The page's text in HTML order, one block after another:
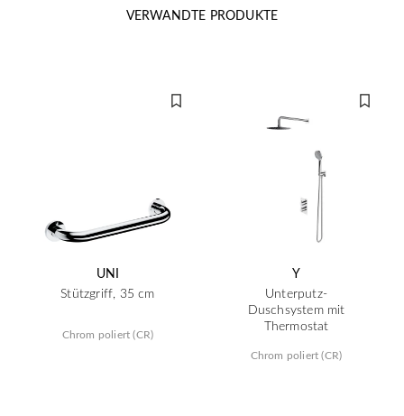
VERWANDTE PRODUKTE
UNI
Stützgriff, 35 cm
Chrom poliert (CR)
Y
Unterputz-
Duschsystem mit
Thermostat
Chrom poliert (CR)